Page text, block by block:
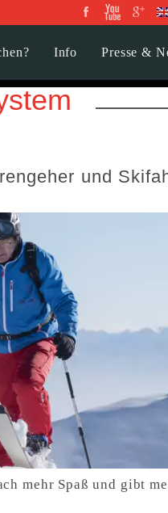
Info Presse &
und
mehr Spaß und gibt